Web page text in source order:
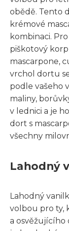
obědě. Tento
krémové
kombinaci.
piškotový
mascarpone,
vrchol dortu
podle vašeho
maliny,
v lednici a je
dort s
všechny
Lahodný
Lahodný
volbou pro ty,
a osvěžujícího